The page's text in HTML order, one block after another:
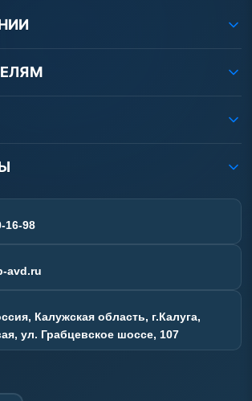
«Шоп АВД»
клиента
клиентов
16-98
avd.ru
Калужская область, г.Калуга,
ул. Грабцевское шоссе, 107